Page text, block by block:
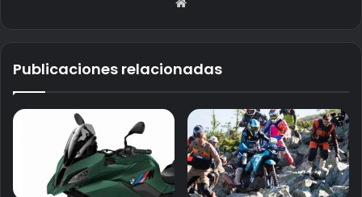
b
Publicaciones relacionadas